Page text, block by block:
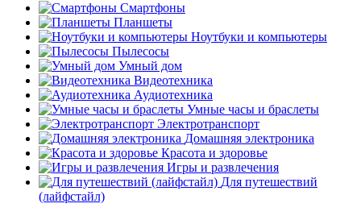
Смартфоны
Планшеты
Ноутбуки и компьютеры
Пылесосы
Умный дом
Видеотехника
Аудиотехника
Умные часы и браслеты
Электротранспорт
Домашняя электроника
Красота и здоровье
Игры и развлечения
Для путешествий
(лайфстайл)
раз в 2 недели